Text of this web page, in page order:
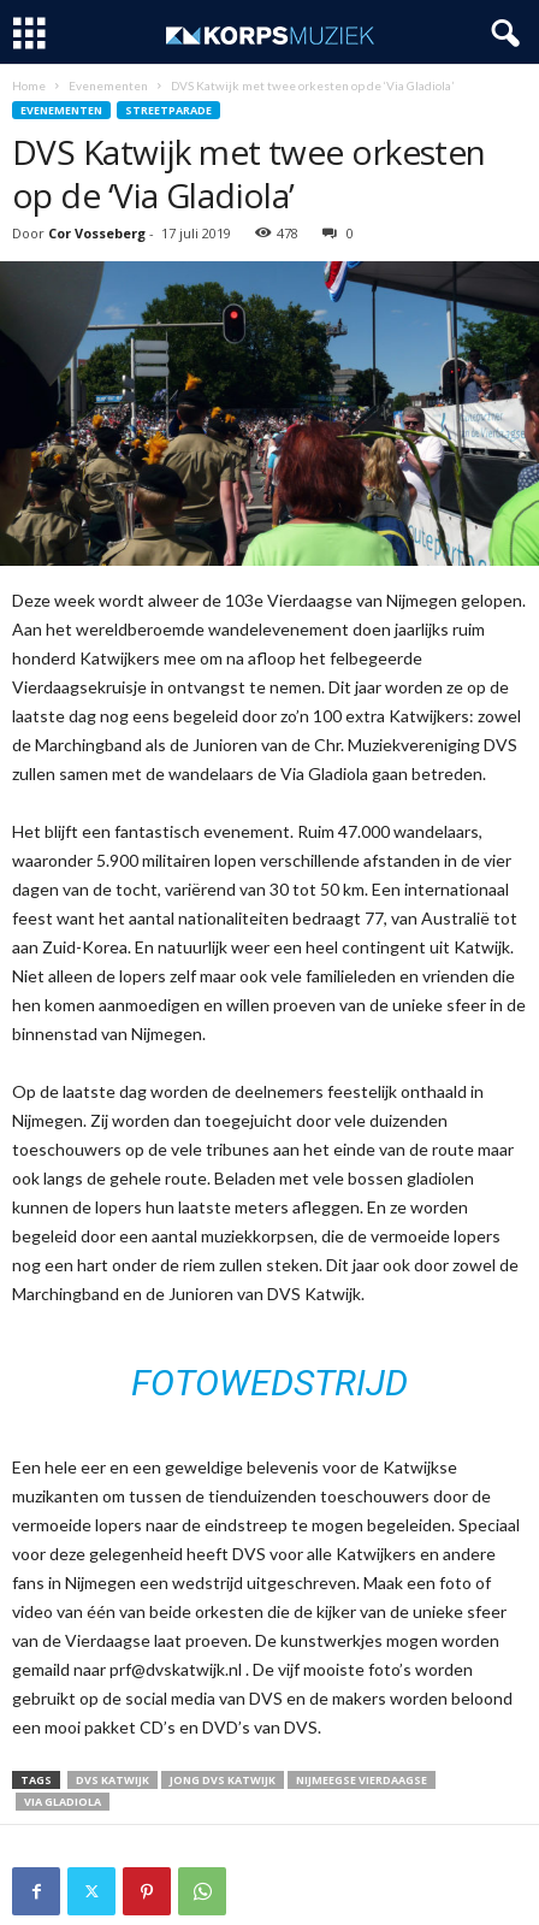
Home Evenementen DVS Katwijk met twee orkesten op de ‘Via Gladiola’
EVENEMENTEN STREETPARADE
DVS Katwijk met twee orkesten
op de ‘Via Gladiola’
Door Cor Vosseberg - 17 juli 2019 478 0
Deze week wordt alweer de 103e Vierdaagse van Nijmegen gelopen.
Aan het wereldberoemde wandelevenement doen jaarlijks ruim
honderd Katwijkers mee om na afloop het felbegeerde
Vierdaagsekruisje in ontvangst te nemen. Dit jaar worden ze op de
laatste dag nog eens begeleid door zo’n 100 extra Katwijkers: zowel
de Marchingband als de Junioren van de Chr. Muziekvereniging DVS
zullen samen met de wandelaars de Via Gladiola gaan betreden.
Het blijft een fantastisch evenement. Ruim 47.000 wandelaars,
waaronder 5.900 militairen lopen verschillende afstanden in de vier
dagen van de tocht, variërend van 30 tot 50 km. Een internationaal
feest want het aantal nationaliteiten bedraagt 77, van Australië tot
aan Zuid-Korea. En natuurlijk weer een heel contingent uit Katwijk.
Niet alleen de lopers zelf maar ook vele familieleden en vrienden die
hen komen aanmoedigen en willen proeven van de unieke sfeer in de
binnenstad van Nijmegen.
Op de laatste dag worden de deelnemers feestelijk onthaald in
Nijmegen. Zij worden dan toegejuicht door vele duizenden
toeschouwers op de vele tribunes aan het einde van de route maar
ook langs de gehele route. Beladen met vele bossen gladiolen
kunnen de lopers hun laatste meters afleggen. En ze worden
begeleid door een aantal muziekkorpsen, die de vermoeide lopers
nog een hart onder de riem zullen steken. Dit jaar ook door zowel de
Marchingband en de Junioren van DVS Katwijk.
FOTOWEDSTRIJD
Een hele eer en een geweldige belevenis voor de Katwijkse
muzikanten om tussen de tienduizenden toeschouwers door de
vermoeide lopers naar de eindstreep te mogen begeleiden. Speciaal
voor deze gelegenheid heeft DVS voor alle Katwijkers en andere
fans in Nijmegen een wedstrijd uitgeschreven. Maak een foto of
video van één van beide orkesten die de kijker van de unieke sfeer
van de Vierdaagse laat proeven. De kunstwerkjes mogen worden
gemaild naar prf@dvskatwijk.nl . De vijf mooiste foto’s worden
gebruikt op de social media van DVS en de makers worden beloond
een mooi pakket CD’s en DVD’s van DVS.
TAGS DVS KATWIJK JONG DVS KATWIJK
NIJMEEGSE VIERDAAGSE
VIA GLADIOLA